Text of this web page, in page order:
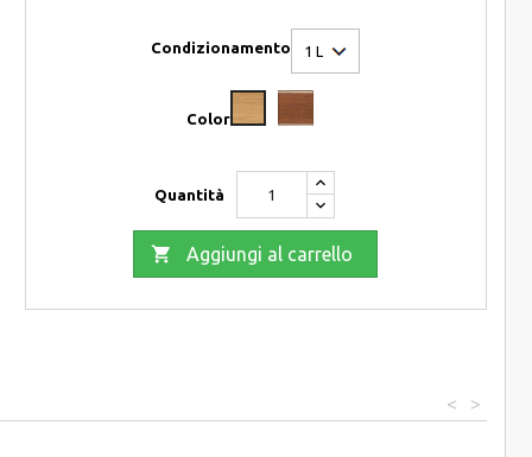
Condizionamento
Colormoyen
Ipé
Quantità
 Aggiungi al carrello
>
<